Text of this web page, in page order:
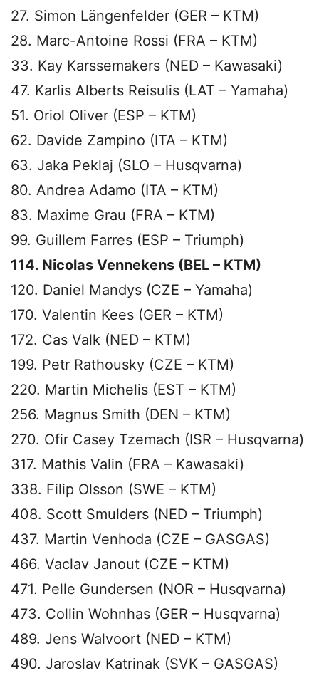
27. Simon Längenfelder (GER – KTM)
28. Marc-Antoine Rossi (FRA – KTM)
33. Kay Karssemakers (NED – Kawasaki)
47. Karlis Alberts Reisulis (LAT – Yamaha)
51. Oriol Oliver (ESP – KTM)
62. Davide Zampino (ITA – KTM)
63. Jaka Peklaj (SLO – Husqvarna)
80. Andrea Adamo (ITA – KTM)
83. Maxime Grau (FRA – KTM)
99. Guillem Farres (ESP – Triumph)
114. Nicolas Vennekens (BEL – KTM)
120. Daniel Mandys (CZE – Yamaha)
170. Valentin Kees (GER – KTM)
172. Cas Valk (NED – KTM)
199. Petr Rathousky (CZE – KTM)
220. Martin Michelis (EST – KTM)
256. Magnus Smith (DEN – KTM)
270. Ofir Casey Tzemach (ISR – Husqvarna)
317. Mathis Valin (FRA – Kawasaki)
338. Filip Olsson (SWE – KTM)
408. Scott Smulders (NED – Triumph)
437. Martin Venhoda (CZE – GASGAS)
466. Vaclav Janout (CZE – KTM)
471. Pelle Gundersen (NOR – Husqvarna)
473. Collin Wohnhas (GER – Husqvarna)
489. Jens Walvoort (NED – KTM)
490. Jaroslav Katrinak (SVK – GASGAS)